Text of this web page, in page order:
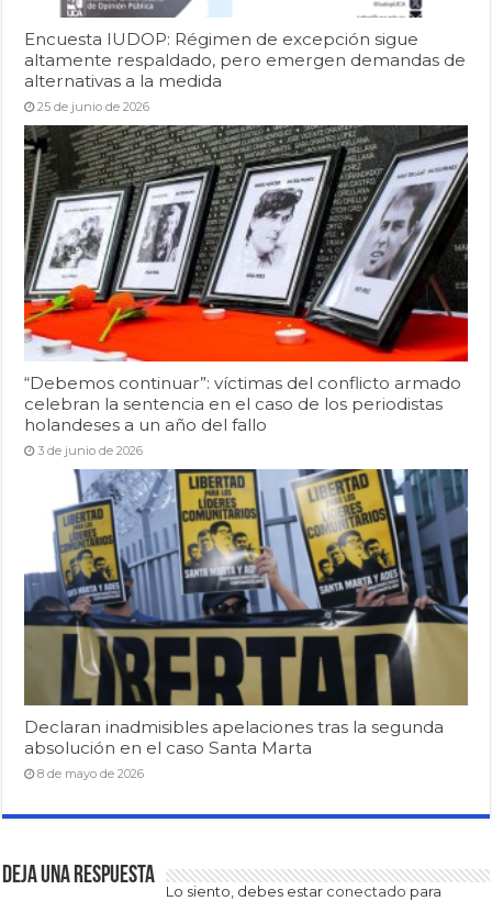
Encuesta IUDOP: Régimen de excepción sigue
altamente respaldado, pero emergen demandas de
alternativas a la medida
25 de junio de 2026
“Debemos continuar”: víctimas del conflicto armado
celebran la sentencia en el caso de los periodistas
holandeses a un año del fallo
3 de junio de 2026
Declaran inadmisibles apelaciones tras la segunda
absolución en el caso Santa Marta
8 de mayo de 2026
Deja una respuesta
Lo siento, debes estar conectado para